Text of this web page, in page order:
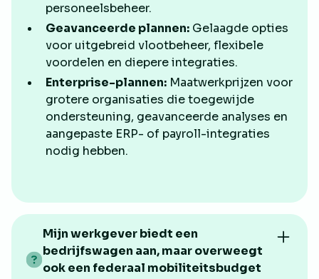
personeelsbeheer.
Geavanceerde plannen: Gelaagde opties
voor uitgebreid vlootbeheer, flexibele
voordelen en diepere integraties.
Enterprise-plannen: Maatwerkprijzen voor
grotere organisaties die toegewijde
ondersteuning, geavanceerde analyses en
aangepaste ERP- of payroll-integraties
nodig hebben.
Mijn werkgever biedt een
bedrijfswagen aan, maar overweegt
ook een federaal mobiliteitsbudget